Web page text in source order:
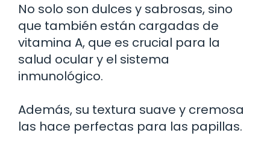
No solo son dulces y sabrosas, sino
que también están cargadas de
vitamina A, que es crucial para la
salud ocular y el sistema
inmunológico.
Además, su textura suave y cremosa
las hace perfectas para las papillas.